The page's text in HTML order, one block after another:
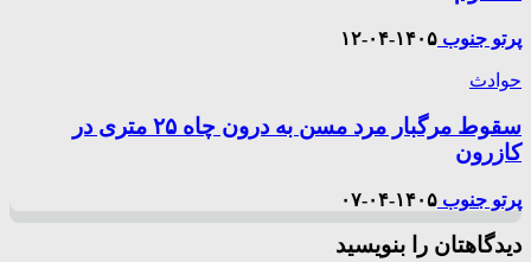
پرتو جنوب ۱۴۰۵-۰۴-۱۲
حوادث
سقوط مرگبار مرد مسن به درون چاه ۲۵ متری در
کازرون
پرتو جنوب ۱۴۰۵-۰۴-۰۷
دیدگاهتان را بنویسید